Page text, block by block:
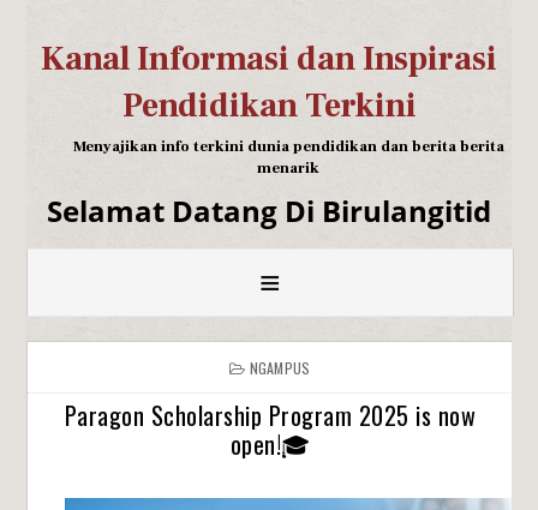
Kanal Informasi dan Inspirasi
Pendidikan Terkini
Menyajikan info terkini dunia pendidikan dan berita berita
menarik
Selamat Datang Di Birulangitid
≡
NGAMPUS
Paragon Scholarship Program 2025 is now
open!🎓